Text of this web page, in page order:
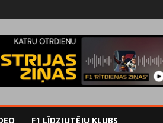
F1 LĪDZJUTĒJU KLUBS